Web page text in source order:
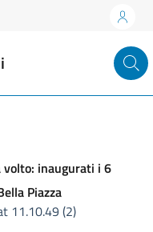
volto: inaugurati i 6
Piazza
11.10.49 (2)